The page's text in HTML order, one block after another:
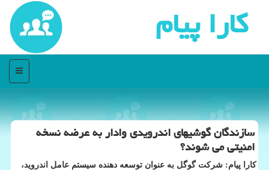
كارا پیام
منو
سازندگان گوشیهای اندرویدی وادار به عرضه نسخه
امنیتی می شوند؟
كارا پیام: شركت گوگل به عنوان توسعه دهنده سیستم عامل اندروید،